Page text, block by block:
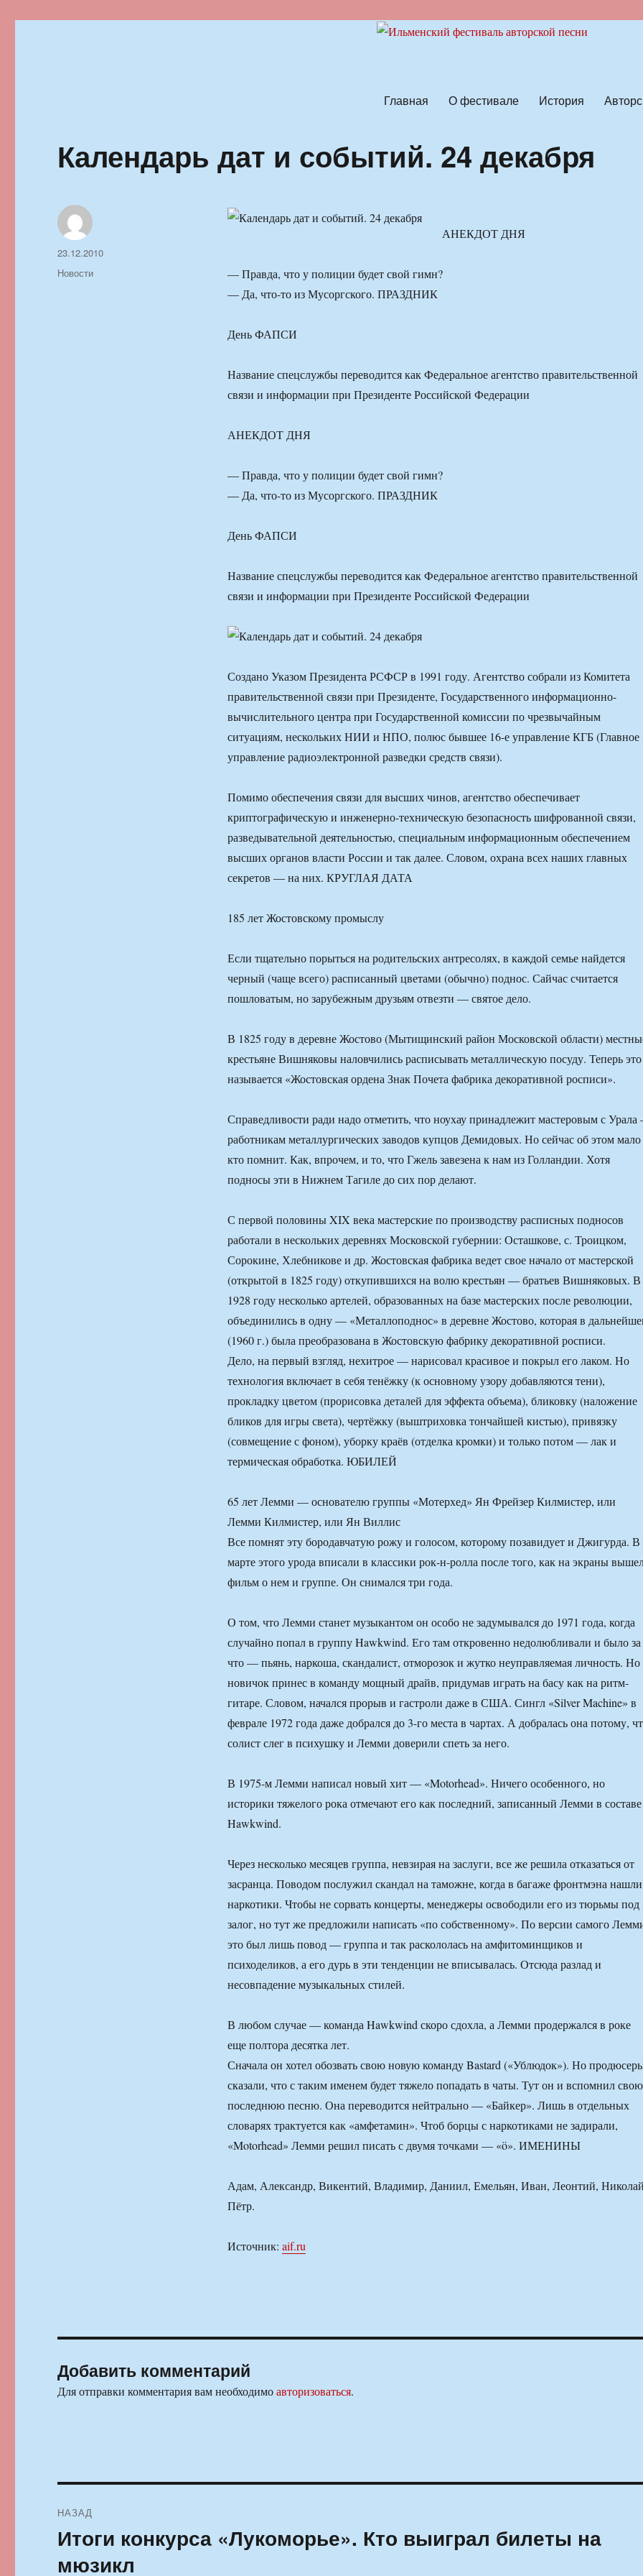
Главная О фестивале История
Календарь дат и событий. 24 декабря
АНЕКДОТ ДНЯ
— Правда, что у полиции будет свой гимн?
— Да, что-то из Мусоргского. ПРАЗДНИК
День ФАПСИ
Название спецслужбы переводится как Федеральное агентство правительственной
связи и информации при Президенте Российской Федерации
АНЕКДОТ ДНЯ
— Правда, что у полиции будет свой гимн?
— Да, что-то из Мусоргского. ПРАЗДНИК
День ФАПСИ
Название спецслужбы переводится как Федеральное агентство правительственной
связи и информации при Президенте Российской Федерации
Создано Указом Президента РСФСР в 1991 году. Агентство собрали из Комитета
правительственной связи при Президенте, Государственного информационно-
вычислительного центра при Государственной комиссии по чрезвычайным
ситуациям, нескольких НИИ и НПО, полюс бывшее 16-е управление КГБ (Главное
управление радиоэлектронной разведки средств связи).
Помимо обеспечения связи для высших чинов, агентство обеспечивает
криптографическую и инженерно-техническую безопасность шифрованной связи,
разведывательной деятельностью, специальным информационным обеспечением
высших органов власти России и так далее. Словом, охрана всех наших главных
секретов — на них. КРУГЛАЯ ДАТА
185 лет Жостовскому промыслу
Если тщательно порыться на родительских антресолях, в каждой семье найдется
черный (чаще всего) расписанный цветами (обычно) поднос. Сайчас считается
пошловатым, но зарубежным друзьям отвезти — святое дело.
В 1825 году в деревне Жостово (Мытищинский район Московской области)
крестьяне Вишняковы наловчились расписывать металлическую посуду. Теперь это
называется «Жостовская ордена Знак Почета фабрика декоративной росписи».
Справедливости ради надо отметить, что ноухау принадлежит мастеровым с
работникам металлургических заводов купцов Демидовых. Но сейчас об этом мало
кто помнит. Как, впрочем, и то, что Гжель завезена к нам из Голландии. Хотя
подносы эти в Нижнем Тагиле до сих пор делают.
С первой половины XIX века мастерские по производству расписных подносов
работали в нескольких деревнях Московской губернии: Осташкове, с. Троицком,
Сорокине, Хлебникове и др. Жостовская фабрика ведет свое начало от мастерской
(открытой в 1825 году) откупившихся на волю крестьян — братьев Вишняковых. В
1928 году несколько артелей, образованных на базе мастерских после революции,
объединились в одну — «Металлоподнос» в деревне Жостово, которая в
(1960 г.) была преобразована в Жостовскую фабрику декоративной росписи.
Дело, на первый взгляд, нехитрое — нарисовал красивое и покрыл его лаком. Но
технология включает в себя тенёжку (к основному узору добавляются тени),
прокладку цветом (прорисовка деталей для эффекта объема), бликовку (наложение
бликов для игры света), чертёжку (выштриховка тончайшей кистью), привязку
(совмещение с фоном), уборку краёв (отделка кромки) и только потом — лак и
термическая обработка. ЮБИЛЕЙ
65 лет Лемми — основателю группы «Мотерхед» Ян Фрейзер Килмистер, или
Лемми Килмистер, или Ян Виллис
Все помнят эту бородавчатую рожу и голосом, которому позавидует и Джигурда. В
марте этого урода вписали в классики рок-н-ролла после того, как на экраны
фильм о нем и группе. Он снимался три года.
О том, что Лемми станет музыкантом он особо не задумывался до 1971 года, когда
случайно попал в группу Hawkwind. Его там откровенно недолюбливали и было за
что — пьянь, наркоша, скандалист, отморозок и жутко неуправляемая личность. Но
новичок принес в команду мощный драйв, придумав играть на басу как на ритм-
гитаре. Словом, начался прорыв и гастроли даже в США. Сингл «Silver Machine» в
феврале 1972 года даже добрался до 3-го места в чартах. А добралась она потому,
солист слег в психушку и Лемми доверили спеть за него.
В 1975-м Лемми написал новый хит — «Motorhead». Ничего особенного, но
историки тяжелого рока отмечают его как последний, записанный Лемми в составе
Hawkwind.
Через несколько месяцев группа, невзирая на заслуги, все же решила отказаться от
засранца. Поводом послужил скандал на таможне, когда в багаже фронтмэна нашли
наркотики. Чтобы не сорвать концерты, менеджеры освободили его из тюрьмы под
залог, но тут же предложили написать «по собственному». По версии самого
это был лишь повод — группа и так раскололась на амфитоминщиков и
психоделиков, а его дурь в эти тенденции не вписывалась. Отсюда разлад и
несовпадение музыкальных стилей.
В любом случае — команда Hawkwind скоро сдохла, а Лемми продержался в роке
еще полтора десятка лет.
Сначала он хотел обозвать свою новую команду Bastard («Ублюдок»). Но
сказали, что с таким именем будет тяжело попадать в чаты. Тут он и вспомнил свою
последнюю песню. Она переводится нейтрально — «Байкер». Лишь в отдельных
словарях трактуется как «амфетамин». Чтоб борцы с наркотиками не задирали,
«Motorhead» Лемми решил писать с двумя точками — «ö». ИМЕНИНЫ
Адам, Александр, Викентий, Владимир, Даниил, Емельян, Иван, Леонтий,
Пётр.
Источник: aif.ru
Автор
Опубликовано
23.12.2010
Рубрики
Новости
Добавить комментарий
Для отправки комментария вам необходимоавторизоваться.
по
записям
НАЗАД
Предыдущая
Итоги конкурса «Лукоморье». Кто выиграл билеты на
мюзикл